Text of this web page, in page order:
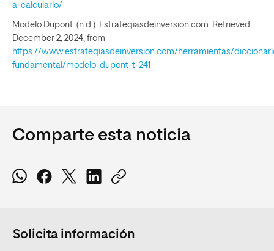
a-calcularlo/
Modelo Dupont. (n.d.). Estrategiasdeinversion.com. Retrieved
December 2, 2024, from
https://www.estrategiasdeinversion.com/herramientas/
fundamental/modelo-dupont-t-241
Comparte esta noticia
Solicita información